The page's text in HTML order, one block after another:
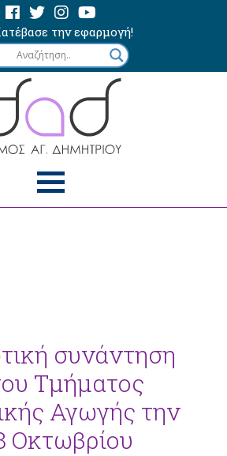
την εφαρμογή!
συνάντηση
Τμήματος
Αγωγής την
Οκτωβρίου